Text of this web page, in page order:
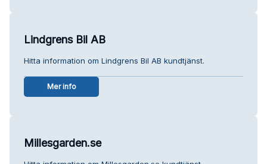
Lindgrens Bil AB
Hitta information om Lindgrens Bil AB kundtjänst.
Mer info
Millesgarden.se